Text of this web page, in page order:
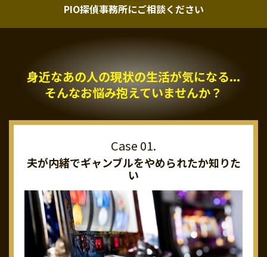
PIO探偵事務所にご相談ください
身近なあの人の現状の生活が気になる...
そんなお悩み抱えていませんか？
夫が内緒でギャンブルをやめられたか知りた
い